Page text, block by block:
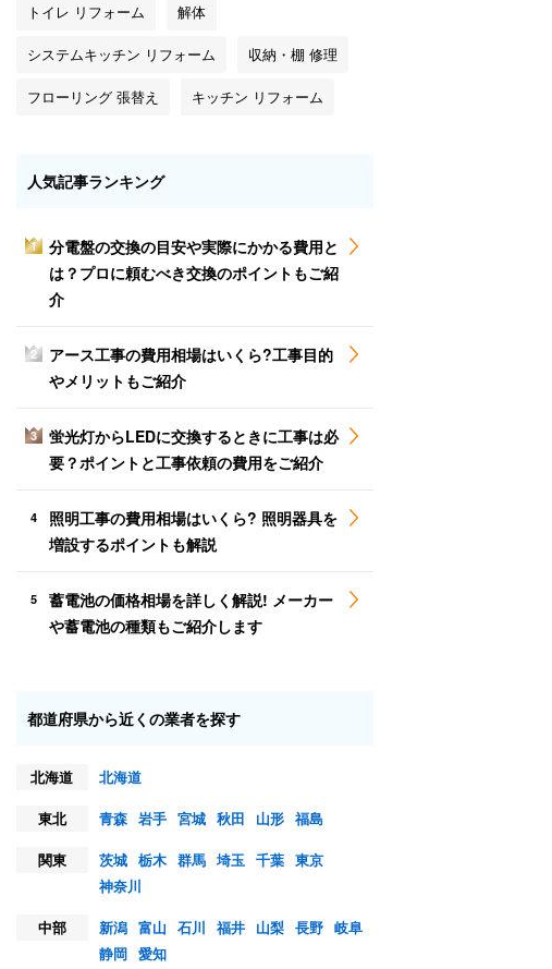
トイレ リフォーム 解体
システムキッチン リフォーム 収納・棚 修理
フローリング 張替え キッチン リフォーム
人気記事ランキング
1
分電盤の交換の目安や実際にかかる費用と
は？プロに頼むべき交換のポイントもご紹
介
2
アース工事の費用相場はいくら?工事目的
やメリットもご紹介
3
蛍光灯からLEDに交換するときに工事は必
要？ポイントと工事依頼の費用をご紹介
4
照明工事の費用相場はいくら? 照明器具を
増設するポイントも解説
5
蓄電池の価格相場を詳しく解説! メーカー
や蓄電池の種類もご紹介します
都道府県から近くの業者を探す
北海道
北海道
東北
青森 岩手 宮城 秋田 山形 福島
関東
茨城 栃木 群馬 埼玉 千葉 東京
神奈川
中部
新潟 富山 石川 福井 山梨 長野 岐阜
静岡 愛知